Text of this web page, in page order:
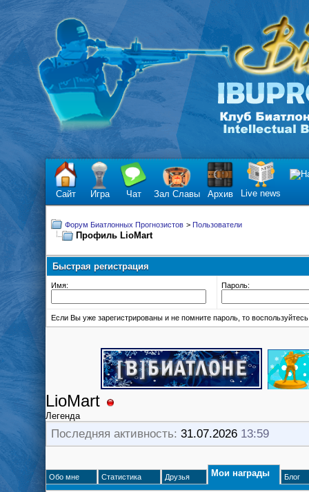
Сайт Игра Чат Зал Славы Архив Live news
Форум Биатлонных Прогнозистов > Пользователи
Профиль LioMart
Быстрая регистрация
Имя: Пароль:
Если Вы уже зарегистрированы и не помните пароль, то
LioMart
Легенда
Последняя активность: 31.07.2026 13:59
Обо мне Статистика Друзья Мои награды Блог